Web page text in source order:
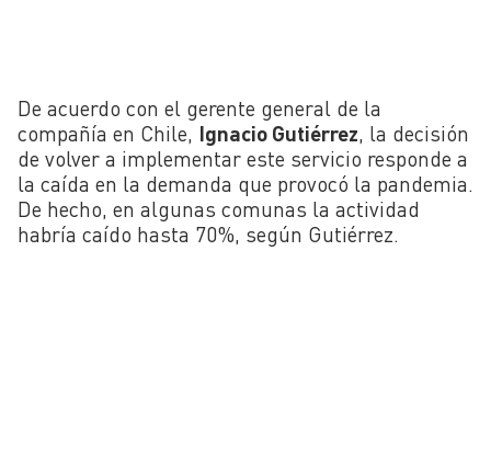
De acuerdo con el gerente general de la
compañía en Chile, Ignacio Gutiérrez, la decisión
de volver a implementar este servicio responde a
la caída en la demanda que provocó la pandemia.
De hecho, en algunas comunas la actividad
habría caído hasta 70%, según Gutiérrez.